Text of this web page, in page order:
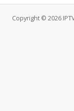
Copyright © 2026